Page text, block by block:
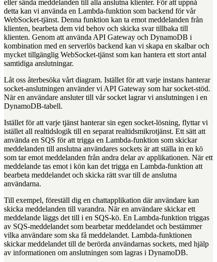
eller sända meddelanden till alla anslutna klienter. För att uppnå
detta kan vi använda en Lambda-funktion som backend för vår
WebSocket-tjänst. Denna funktion kan ta emot meddelanden från
klienten, bearbeta dem vid behov och skicka svar tillbaka till
klienten. Genom att använda API Gateway och DynamoDB i
kombination med en serverlös backend kan vi skapa en skalbar och
mycket tillgänglig WebSocket-tjänst som kan hantera ett stort antal
samtidiga anslutningar.
Låt oss återbesöka vårt diagram. Istället för att varje instans hanterar
socket-anslutningen använder vi API Gateway som har socket-stöd.
När en användare ansluter till vår socket lagrar vi anslutningen i en
DynamoDB-tabell.
Istället för att varje tjänst hanterar sin egen socket-lösning, flyttar vi
istället all realtidslogik till en separat realtidsmikrotjänst. Ett sätt att
använda en SQS för att trigga en Lambda-funktion som skickar
meddelanden till anslutna användares sockets är att ställa in en kö
som tar emot meddelanden från andra delar av applikationen. När ett
meddelande tas emot i kön kan det trigga en Lambda-funktion att
bearbeta meddelandet och skicka rätt svar till de anslutna
användarna.
Till exempel, föreställ dig en chattapplikation där användare kan
skicka meddelanden till varandra. När en användare skickar ett
meddelande läggs det till i en SQS-kö. En Lambda-funktion triggas
av SQS-meddelandet som bearbetar meddelandet och bestämmer
vilka användare som ska få meddelandet. Lambda-funktionen
skickar meddelandet till de berörda användarnas sockets, med hjälp
av informationen om anslutningen som lagras i DynamoDB.